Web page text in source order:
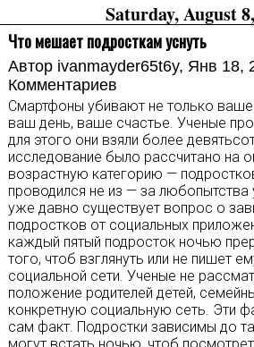
Saturday, August
Что мешает подросткам уснуть
Автор ivanmayder65t6y, Янв 18,
Комментариев
Смартфоны убивают не только
ваш день, ваше счастье. Ученые
для этого они взяли более
исследование было рассчитано на
возрастную категорию —
проводился не из — за любопытства
уже давно существует вопрос о
подростков от социальных
каждый пятый подросток ночью
того, чтоб взглянуть или не пишет
социальной сети. Ученые не
положение родителей детей,
конкретную социальную сеть. Эти
сам факт. Подростки зависимы до